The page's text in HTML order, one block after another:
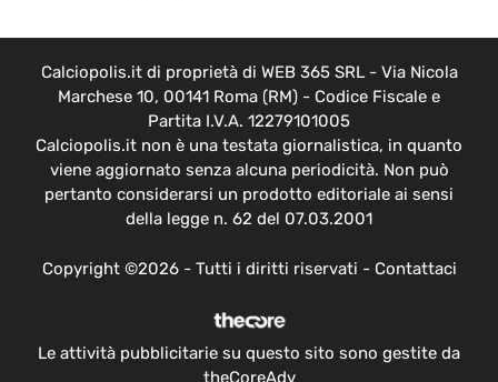
Calciopolis.it di proprietà di WEB 365 SRL - Via Nicola
Marchese 10, 00141 Roma (RM) - Codice Fiscale e
Partita I.V.A. 12279101005
Calciopolis.it non è una testata giornalistica, in quanto
viene aggiornato senza alcuna periodicità. Non può
pertanto considerarsi un prodotto editoriale ai sensi
della legge n. 62 del 07.03.2001
Copyright ©2026 - Tutti i diritti riservati - Contattaci
Le attività pubblicitarie su questo sito sono gestite da
theCoreAdv